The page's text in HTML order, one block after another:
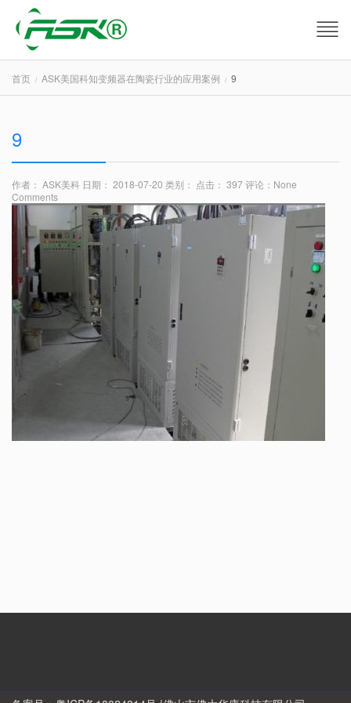
首页 ASK美国科知变频器在陶瓷行业的应用案例 9
9
作者： ASK美科 日期： 2018-07-20 类别： 点击： 397 评论： None
Comments